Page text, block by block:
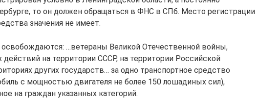
то он должен обращаться в ФНС в СПб. Место регистрации
значения не имеет.
освобождаются: …ветераны Великой Отечественной войны,
на территории СССР, на территории Российской
других государств… за одно транспортное средство
с мощностью двигателя не более 150 лошадиных сил),
на граждан указанных категорий.